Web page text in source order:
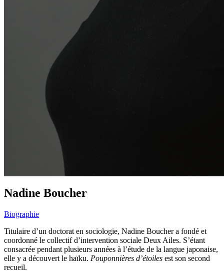
Nadine Boucher
Biographie
Titulaire d’un doctorat en sociologie, Nadine Boucher a fondé et
coordonné le collectif d’intervention sociale Deux Ailes. S’étant
consacrée pendant plusieurs années à l’étude de la langue japonaise,
elle y a découvert le haïku. Pouponnières d’étoiles est son second
recueil.